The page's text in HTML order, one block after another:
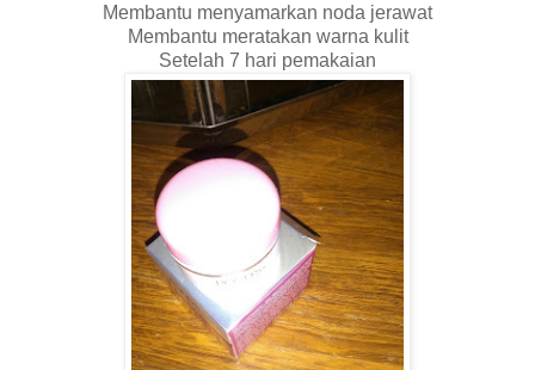
Membantu menyamarkan noda jerawat
Membantu meratakan warna kulit
Setelah 7 hari pemakaian